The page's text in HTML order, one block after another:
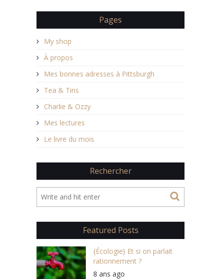
Pages
My shop
À propos
Mes bonnes adresses à Pittsburgh
Tea & Tins
Charlie & Ozzy
Mes lectures
Le livre du mois
Rechercher
Featured Posts
{Écologie} Et si on parlait
rationnement ?
8 ans ago